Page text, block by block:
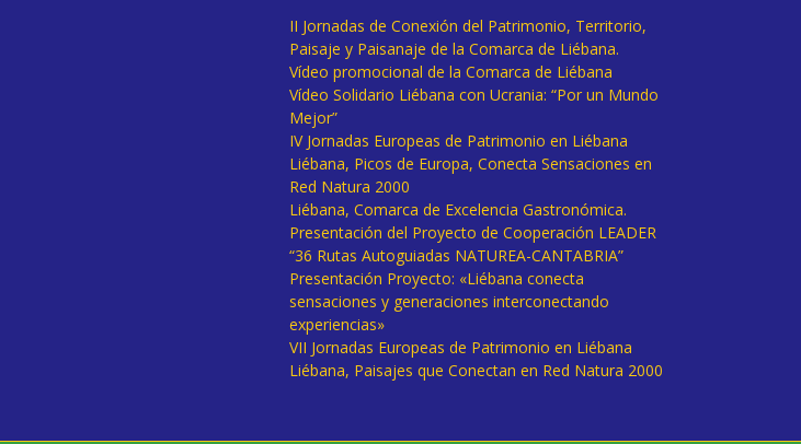
II Jornadas de Conexión del Patrimonio, Territorio,
Paisaje y Paisanaje de la Comarca de Liébana.
Vídeo promocional de la Comarca de Liébana
Vídeo Solidario Liébana con Ucrania: “Por un Mundo
Mejor”
IV Jornadas Europeas de Patrimonio en Liébana
Liébana, Picos de Europa, Conecta Sensaciones en
Red Natura 2000
Liébana, Comarca de Excelencia Gastronómica.
Presentación del Proyecto de Cooperación LEADER
“36 Rutas Autoguiadas NATUREA-CANTABRIA”
Presentación Proyecto: «Liébana conecta
sensaciones y generaciones interconectando
experiencias»
VII Jornadas Europeas de Patrimonio en Liébana
Liébana, Paisajes que Conectan en Red Natura 2000